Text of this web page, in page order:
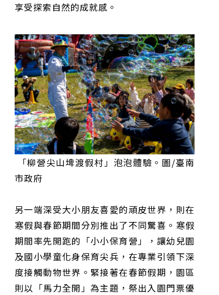
享受探索自然的成就感。
「柳營尖山埤渡假村」泡泡體驗。圖/臺南
市政府
另一端深受大小朋友喜愛的頑皮世界，則在
寒假與春節期間分別推出了不同驚喜。寒假
期間率先開跑的「小小保育營」，讓幼兒園
及國小學童化身保育尖兵，在專業引領下深
度接觸動物世界。緊接著在春節假期，園區
則以「馬力全開」為主題，祭出入園門票優